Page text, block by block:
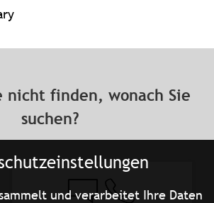
und verarbeitet Ihre Daten
nicht finden, wonach Sie
suchen?